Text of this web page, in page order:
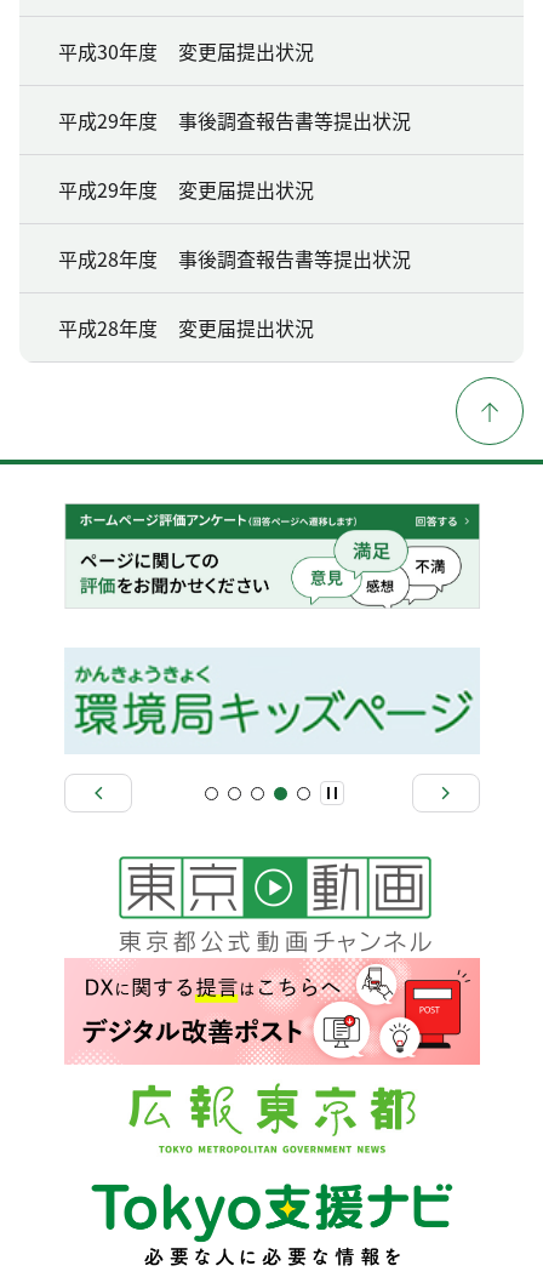
平成30年度 変更届提出状況
平成29年度 事後調査報告書等提出状況
平成29年度 変更届提出状況
平成28年度 事後調査報告書等提出状況
平成28年度 変更届提出状況